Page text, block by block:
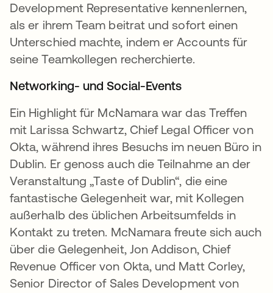
Development Representative kennenlernen,
als er ihrem Team beitrat und sofort einen
Unterschied machte, indem er Accounts für
seine Teamkollegen recherchierte.
Networking- und Social-Events
Ein Highlight für McNamara war das Treffen
mit Larissa Schwartz, Chief Legal Officer von
Okta, während ihres Besuchs im neuen Büro in
Dublin. Er genoss auch die Teilnahme an der
Veranstaltung „Taste of Dublin“, die eine
fantastische Gelegenheit war, mit Kollegen
außerhalb des üblichen Arbeitsumfelds in
Kontakt zu treten. McNamara freute sich auch
über die Gelegenheit, Jon Addison, Chief
Revenue Officer von Okta, und Matt Corley,
Senior Director of Sales Development von